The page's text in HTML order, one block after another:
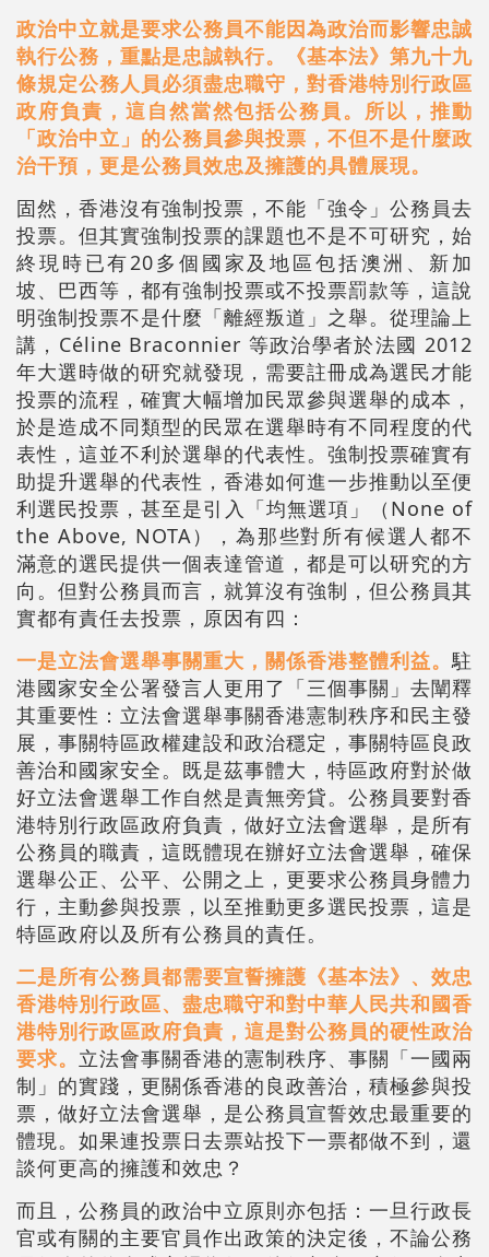
政治中立就是要求公務員不能因為政治而影響忠誠
執行公務，重點是忠誠執行。《基本法》第九十九
條規定公務人員必須盡忠職守，對香港特別行政區
政府負責，這自然當然包括公務員。所以，推動
「政治中立」的公務員參與投票，不但不是什麼政
治干預，更是公務員效忠及擁護的具體展現。
固然，香港沒有強制投票，不能「強令」公務員去
投票。但其實強制投票的課題也不是不可研究，始
終現時已有20多個國家及地區包括澳洲、新加
坡、巴西等，都有強制投票或不投票罰款等，這說
明強制投票不是什麼「離經叛道」之舉。從理論上
講，Céline Braconnier 等政治學者於法國 2012
年大選時做的研究就發現，需要註冊成為選民才能
投票的流程，確實大幅增加民眾參與選舉的成本，
於是造成不同類型的民眾在選舉時有不同程度的代
表性，這並不利於選舉的代表性。強制投票確實有
助提升選舉的代表性，香港如何進一步推動以至便
利選民投票，甚至是引入「均無選項」（None of
the Above, NOTA），為那些對所有候選人都不
滿意的選民提供一個表達管道，都是可以研究的方
向。但對公務員而言，就算沒有強制，但公務員其
實都有責任去投票，原因有四：
一是立法會選舉事關重大，關係香港整體利益。 駐
港國家安全公署發言人更用了「三個事關」去闡釋
其重要性：立法會選舉事關香港憲制秩序和民主發
展，事關特區政權建設和政治穩定，事關特區良政
善治和國家安全。既是茲事體大，特區政府對於做
好立法會選舉工作自然是責無旁貸。公務員要對香
港特別行政區政府負責，做好立法會選舉，是所有
公務員的職責，這既體現在辦好立法會選舉，確保
選舉公正、公平、公開之上，更要求公務員身體力
行，主動參與投票，以至推動更多選民投票，這是
特區政府以及所有公務員的責任。
二是所有公務員都需要宣誓擁護《基本法》、效忠
香港特別行政區、盡忠職守和對中華人民共和國香
港特別行政區政府負責，這是對公務員的硬性政治
要求。 立法會事關香港的憲制秩序、事關「一國兩
制」的實踐，更關係香港的良政善治，積極參與投
票，做好立法會選舉，是公務員宣誓效忠最重要的
體現。如果連投票日去票站投下一票都做不到，還
談何更高的擁護和效忠？
而且，公務員的政治中立原則亦包括：一旦行政長
官或有關的主要官員作出政策的決定後，不論公務